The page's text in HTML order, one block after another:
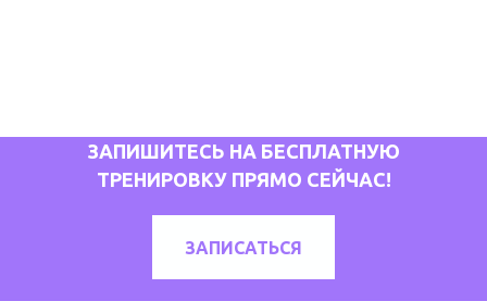
ЗАПИШИТЕСЬ НА БЕСПЛАТНУЮ
ТРЕНИРОВКУ ПРЯМО СЕЙЧАС!
ЗАПИСАТЬСЯ